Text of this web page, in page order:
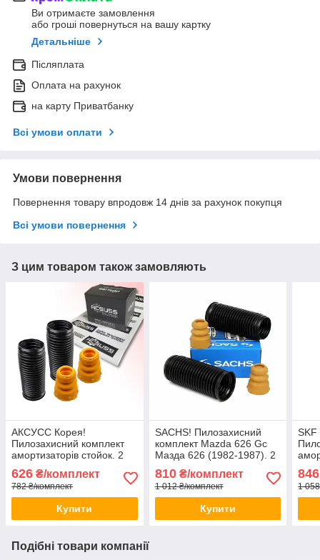
Ви отримаєте замовлення
або гроші повернуться на вашу картку
Детальніше
Післяплата
Оплата на рахунок
на карту Приватбанку
Всі умови оплати
Умови повернення
Повернення товару впродовж 14 днів за рахунок покупця
Всі умови повернення
З цим товаром також замовляють
АКСУСС Корея!
Пилозахисний комплект
амортизаторів стойок. 2
626 ₴/комплект
782 ₴/комплект
Купити
SACHS! Пилозахисний
комплект Mazda 626 Gc
Мазда 626 (1982-1987). 2
Заднього амортизатора
стійки
810₴/комплект
1 012 ₴/комплект
Купити
SKF
846
1
Подібні товари компанії